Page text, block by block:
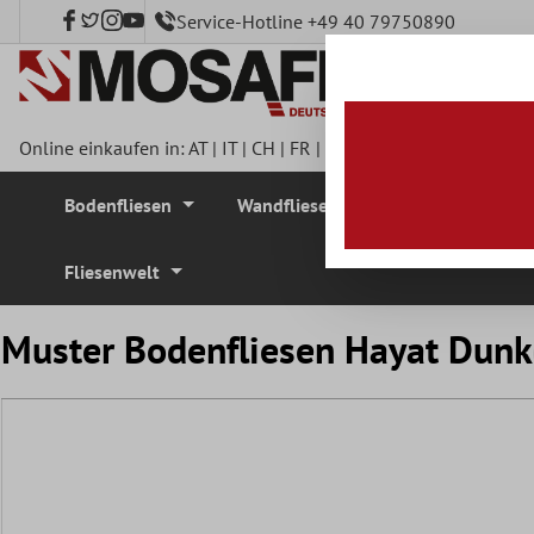
springen Service-Hotline +49 40 79750890
Online einkaufen in:AT| IT| CH | FR |
Bodenfliesen Wandfliesen
Fliesenwelt
Muster Bodenfliesen Hayat